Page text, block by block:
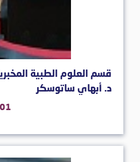
قسم العلوم الطبية
د. أبهاي ساتوسكر
01 نيسان 2019